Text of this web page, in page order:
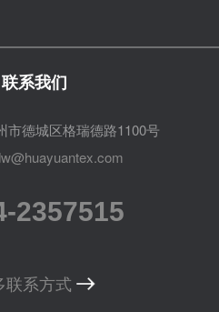
联系我们
市德城区格瑞德路1100号
2357515
联系方式